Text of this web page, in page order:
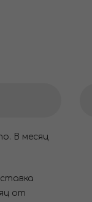
В месяц
от